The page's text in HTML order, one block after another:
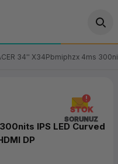
VT Ürünleri
Yazıcı
34'' X34Pbmiphzx 4ms
STOK
SORUNUZ
IPS LED Curved
DP